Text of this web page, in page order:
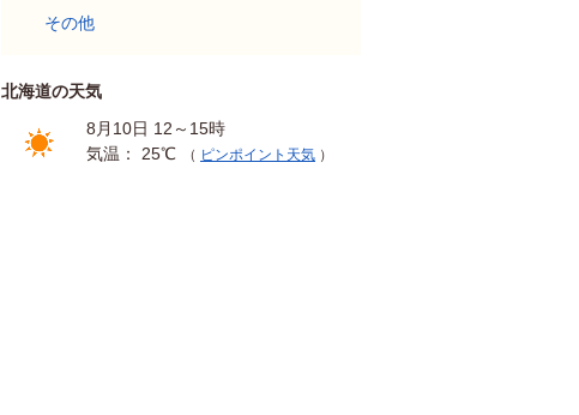
その他
北海道の天気
8月10日 12～15時
気温： 25℃
（ ピンポイント天気 ）